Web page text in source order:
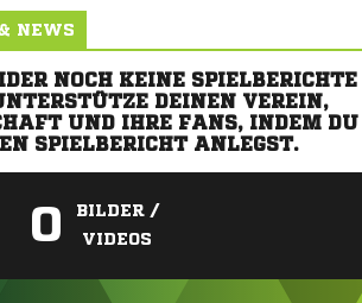
NEWS
NOCH KEINE SPIELBERICHTE
DEINEN VEREIN,
UND IHRE FANS, INDEM DU
SPIELBERICHT ANLEGST.
0
BILDER /
VIDEOS